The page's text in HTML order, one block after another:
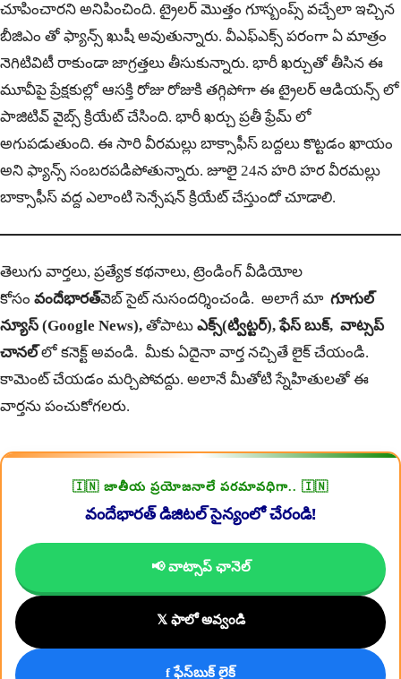
చూపించారని అనిపించింది. ట్రైలర్ మొత్తం గూస్బంప్స్ వచ్చేలా ఇచ్చిన
బీజిఎం తో ఫ్యాన్స్ ఖుషీ అవుతున్నారు. వీఎఫ్ఎక్స్ పరంగా ఏ మాత్రం
నెగిటివిటీ రాకుండా జాగ్రత్తలు తీసుకున్నారు. భారీ ఖర్చుతో తీసిన ఈ
మూవీపై ప్రేక్షకుల్లో ఆసక్తి రోజు రోజుకి తగ్గిపోగా ఈ ట్రైలర్ ఆడియన్స్ లో
పాజిటివ్ వైబ్స్ క్రియేట్ చేసింది. భారీ ఖర్చు ప్రతీ ఫ్రేమ్ లో
అగుపడుతుంది. ఈ సారి వీరమల్లు బాక్సాఫీస్ బద్దలు కొట్టడం ఖాయం
అని ఫ్యాన్స్ సంబరపడిపోతున్నారు. జూలై 24న హరి హర వీరమల్లు
బాక్సాఫీస్ వద్ద ఎలాంటి సెన్సేషన్ క్రియేట్ చేస్తుందో చూడాలి.
తెలుగు వార్తలు, ప్రత్యేక కథనాలు, ట్రెండింగ్ వీడియోల
కోసం వందేభారత్వెబ్ సైట్ నుసందర్శించండి. అలాగే మా గూగుల్
న్యూస్ (Google News), తోపాటు ఎక్స్(ట్విట్టర్),ఫేస్ బుక్, వాట్సప్
చానల్ లో కనెక్ట్ అవండి. మీకు ఏదైనా వార్త నచ్చితే లైక్ చేయండి.
కామెంట్ చేయడం మర్చిపోవద్దు. అలానే మీతోటి స్నేహితులతో ఈ
వార్తను పంచుకోగలరు.
🇮🇳 జాతీయ ప్రయోజనాలే పరమావధిగా.. 🇮🇳
వందేభారత్ డిజిటల్ సైన్యంలో చేరండి!
📢 వాట్సాప్ ఛానెల్
𝕏 ఫాలో అవ్వండి
f ఫేస్‌బుక్ లైక్